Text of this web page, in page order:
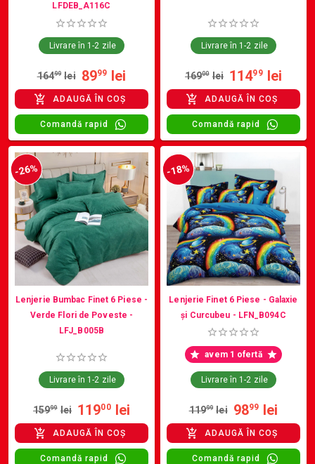
LFDEB_A116C
Livrare în 1-2 zile
16499 lei 8999 lei
ADAUGĂ ÎN COȘ
Comandă rapid
Livrare în 1-2 zile
16900 lei 11499 lei
ADAUGĂ ÎN COȘ
Comandă rapid
-26%
Lenjerie Bumbac Finet 6 Piese -
Verde Flori de Poveste -
LFJ_B005B
Livrare în 1-2 zile
15999 lei 11900 lei
ADAUGĂ ÎN COȘ
Comandă rapid
-18%
Lenjerie Finet 6 Piese - Galaxie
și Curcubeu - LFN_B094C
avem 1 ofertă
Livrare în 1-2 zile
11999 lei 9899 lei
ADAUGĂ ÎN COȘ
Comandă rapid